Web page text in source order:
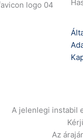
A jelenlegi instabil
Az